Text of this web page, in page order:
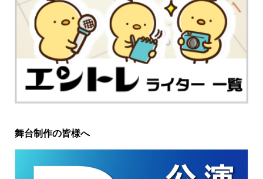
舞台制作の皆様へ